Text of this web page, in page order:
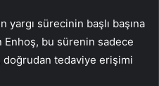
yargı sürecinin başlı başına
bu sürenin sadece
doğrudan tedaviye erişimi